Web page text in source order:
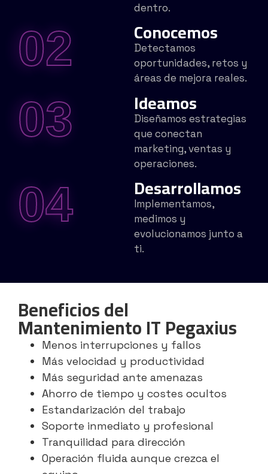
dentro.
02 Conocemos
Detectamos
oportunidades, retos y
áreas de mejora reales.
03 Ideamos
Diseñamos estrategias
que conectan
marketing, ventas y
operaciones.
04 Desarrollamos
Implementamos,
medimos y
evolucionamos junto a
ti.
Beneficios del
Mantenimiento IT Pegaxius
Menos interrupciones y fallos
Más velocidad y productividad
Más seguridad ante amenazas
Ahorro de tiempo y costes ocultos
Estandarización del trabajo
Soporte inmediato y profesional
Tranquilidad para dirección
Operación fluida aunque crezca el